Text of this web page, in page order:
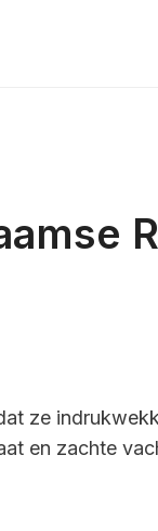
ze
en zachte